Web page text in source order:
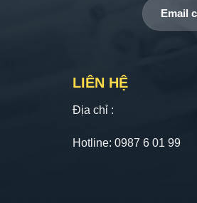
LIÊN HỆ
Địa chỉ :
Hotline: 0987 6 01 99